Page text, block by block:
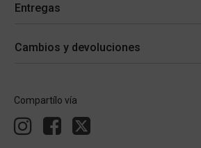
Entregas
Cambios y devoluciones
Compartílo vía